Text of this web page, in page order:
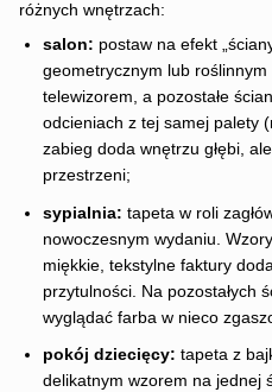
różnych wnętrzach:
salon: postaw na efekt
geometrycznym lub
telewizorem, a pozostałe
odcieniach z tej samej palety
zabieg doda wnętrzu głębi,
przestrzeni;
sypialnia: tapeta w roli
nowoczesnym wydaniu.
miękkie, tekstylne faktury
przytulności. Na pozostałych
wyglądać farba w nieco
pokój dziecięcy:tapeta z
delikatnym wzorem na jednej